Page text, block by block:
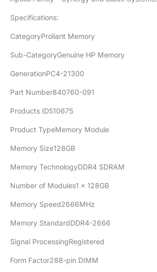
Specifications:
CategoryProliant Memory
Sub-CategoryGenuine HP Memory
GenerationPC4-21300
Part Number840760-091
Products ID510675
Product TypeMemory Module
Memory Size128GB
Memory TechnologyDDR4 SDRAM
Number of Modules1 x 128GB
Memory Speed2666MHz
Memory StandardDDR4-2666
Signal ProcessingRegistered
Form Factor288-pin DIMM